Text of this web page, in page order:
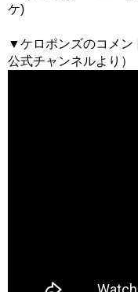
ケ)
▼ケロポンズのコメン
公式チャンネルより）